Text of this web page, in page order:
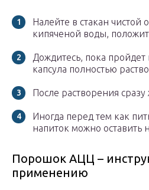
Налейте в стакан чистой
кипяченой воды,
Дождитесь, пока
капсула полностью
После растворения
Иногда перед тем как
напиток можно оставить
Порошок АЦЦ –
применению